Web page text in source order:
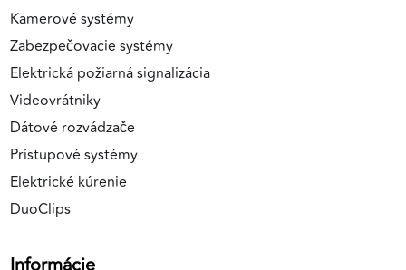
Kamerové systémy
Zabezpečovacie systémy
Elektrická požiarná signalizácia
Videovrátniky
Dátové rozvádzače
Prístupové systémy
Elektrické kúrenie
DuoClips